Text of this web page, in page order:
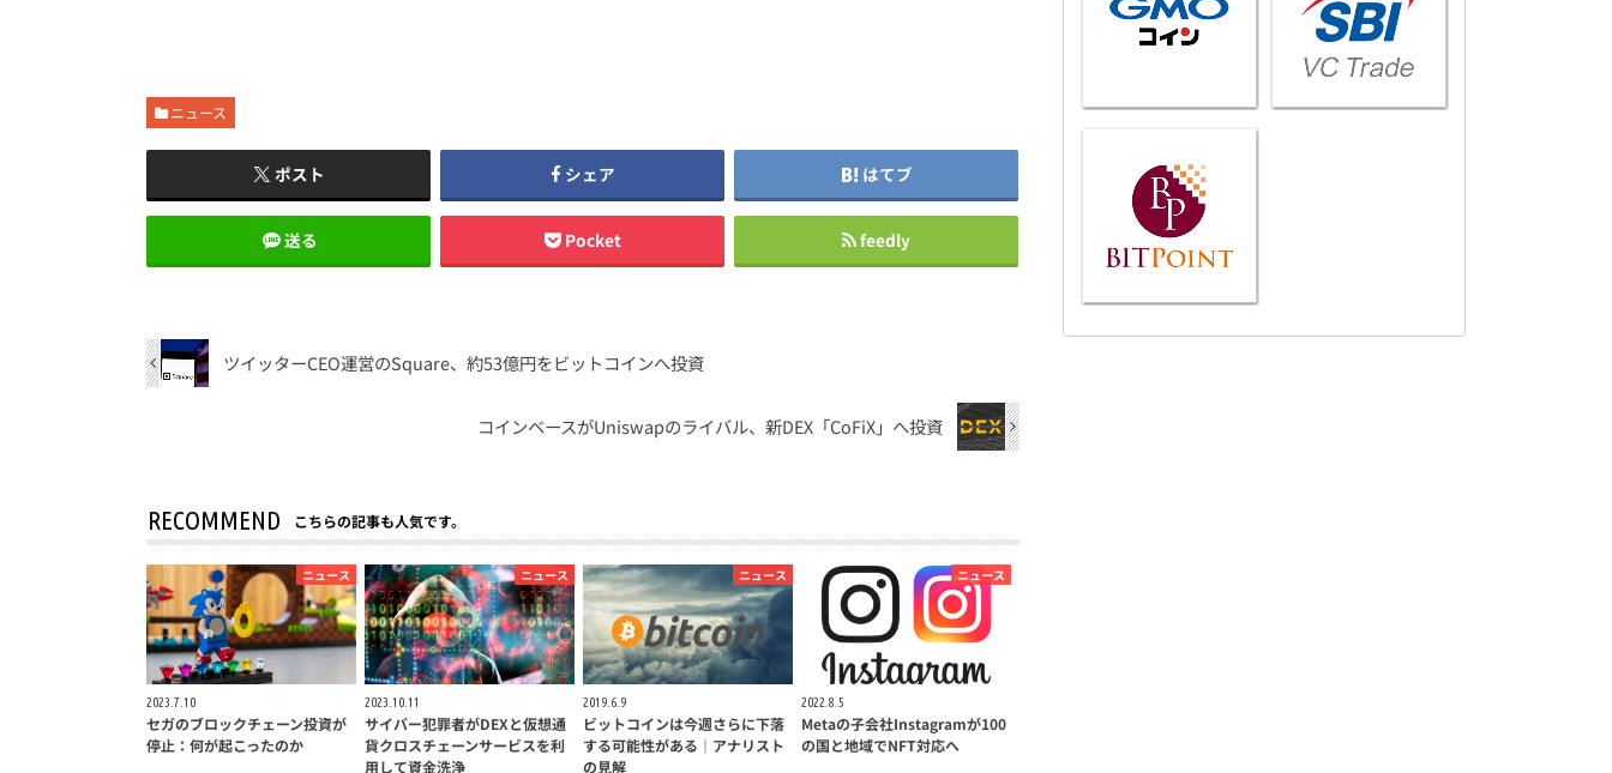
ニュース
ポスト シェア はてブ
送る Pocket feedly
ツイッターCEO運営のSquare、約53億円をビットコインへ投資
コインベースがUniswapのライバル、新DEX「CoFiX」へ投資
RECOMMEND こちらの記事も人気です。
ニュース
2023.7.10
セガのブロックチェーン投資が
停止：何が起こったのか
ニュース
2023.10.11
サイバー犯罪者がDEXと仮想通
貨クロスチェーンサービスを利
用して資金洗浄
ニュース
2019.6.9
ビットコインは今週さらに下落
する可能性がある｜アナリスト
の見解
ニュース
2022.8.5
Metaの子会社Instagramが100
の国と地域でNFT対応へ